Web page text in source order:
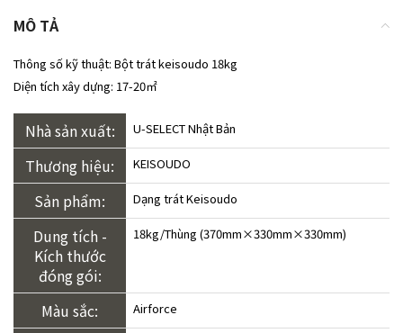
MÔ TẢ
Thông số kỹ thuật: Bột trát keisoudo 18kg
Diện tích xây dựng: 17-20㎡
Nhà sản xuất: U-SELECT Nhật Bản
Thương hiệu: KEISOUDO
Sản phẩm: Dạng trát Keisoudo
Dung tích -
Kích thước
đóng gói:
18kg/Thùng (370mm×330mm×330mm)
Màu sắc: Airforce